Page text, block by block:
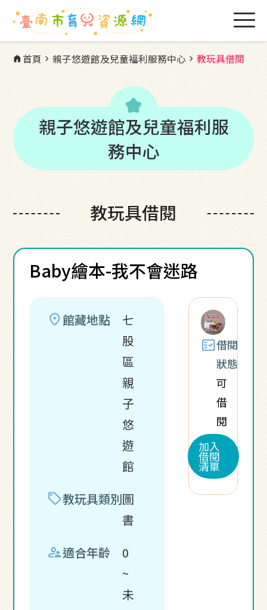
home首頁 chevron_right 親子悠遊館及兒童福利服務中心 chevron_right 教玩具借閱
kid_star
親子悠遊館及兒童福利服
務中心
教玩具借閱
Baby繪本-我不會迷路
location_on館藏地點
七
股
區
親
子
悠
遊
館
sell教玩具類別圖
書
supervisor_account適合年齡
0
~
未
fact_check借閱
狀態
可
借
閱
加入
借閱
清單